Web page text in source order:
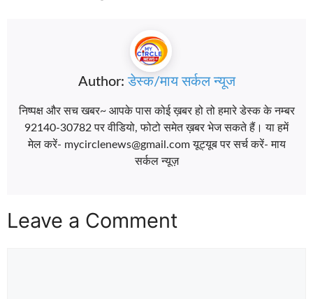
Author:डेस्क/माय सर्कल न्यूज
निष्पक्ष और सच खबर~ आपके पास कोई ख़बर हो तो हमारे डेस्क के नम्बर
92140-30782 पर वीडियो, फोटो समेत ख़बर भेज सकते हैं। या हमें
मेल करें- mycirclenews@gmail.com यूट्यूब पर सर्च करें- माय
सर्कल न्यूज़
Leave a Comment